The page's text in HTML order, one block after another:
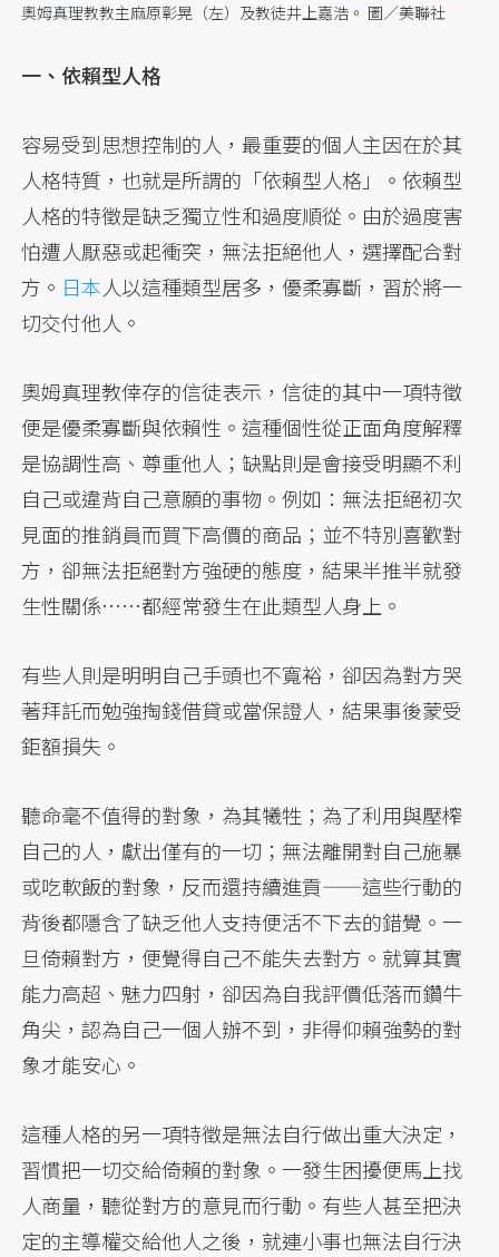
奧姆真理教教主麻原彰晃（左）及教徒井上嘉浩。 圖／美聯社
一、依賴型人格
容易受到思想控制的人，最重要的個人主因在於其
人格特質，也就是所謂的「依賴型人格」。依賴型
人格的特徵是缺乏獨立性和過度順從。由於過度害
怕遭人厭惡或起衝突，無法拒絕他人，選擇配合對
方。 日本人以這種類型居多，優柔寡斷，習於將一
切交付他人。
奧姆真理教倖存的信徒表示，信徒的其中一項特徵
便是優柔寡斷與依賴性。這種個性從正面角度解釋
是協調性高、尊重他人；缺點則是會接受明顯不利
自己或違背自己意願的事物。例如：無法拒絕初次
見面的推銷員而買下高價的商品；並不特別喜歡對
方，卻無法拒絕對方強硬的態度，結果半推半就發
生性關係……都經常發生在此類型人身上。
有些人則是明明自己手頭也不寬裕，卻因為對方哭
著拜託而勉強掏錢借貸或當保證人，結果事後蒙受
鉅額損失。
聽命毫不值得的對象，為其犧牲；為了利用與壓榨
自己的人，獻出僅有的一切；無法離開對自己施暴
或吃軟飯的對象，反而還持續進貢——這些行動的
背後都隱含了缺乏他人支持便活不下去的錯覺。一
旦倚賴對方，便覺得自己不能失去對方。就算其實
能力高超、魅力四射，卻因為自我評價低落而鑽牛
角尖，認為自己一個人辦不到，非得仰賴強勢的對
象才能安心。
這種人格的另一項特徵是無法自行做出重大決定，
習慣把一切交給倚賴的對象。一發生困擾便馬上找
人商量，聽從對方的意見而行動。有些人甚至把決
定的主導權交給他人之後，就連小事也無法自行決